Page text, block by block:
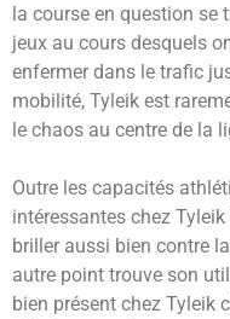
la course en question se
jeux au cours desquels
enfermer dans le trafic
mobilité, Tyleik est
le chaos au centre de la
Outre les capacités
intéressantes chez
briller aussi bien contre
autre point trouve son
bien présent chez Tyleik